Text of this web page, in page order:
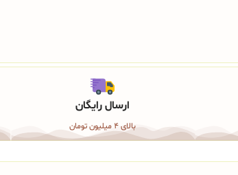
ارسال رایگان
بالای 4 میلیون تومان